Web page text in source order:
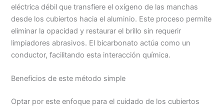
eléctrica débil que transfiere el oxígeno de las manchas
desde los cubiertos hacia el aluminio. Este proceso permite
eliminar la opacidad y restaurar el brillo sin requerir
limpiadores abrasivos. El bicarbonato actúa como un
conductor, facilitando esta interacción química.
Beneficios de este método simple
Optar por este enfoque para el cuidado de los cubiertos